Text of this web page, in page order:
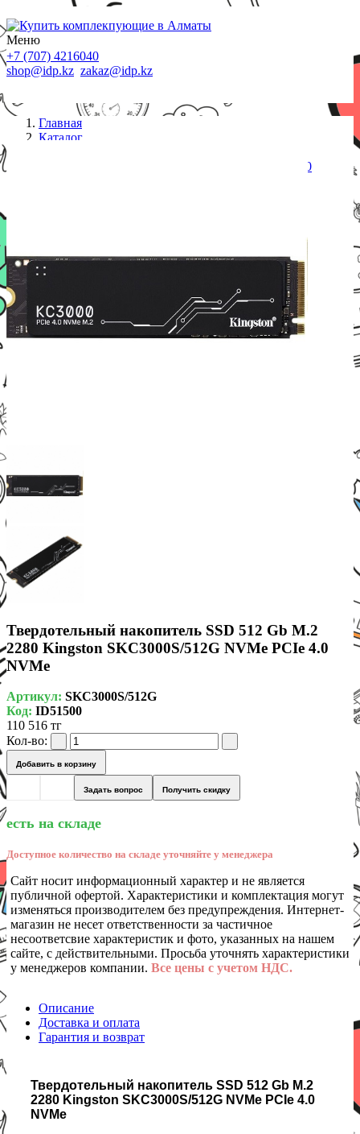
Меню
+7 (707) 4216040
shop@idp.kz zakaz@idp.kz
Главная
Каталог
Твердотельный накопитель SSD 512 Gb M.2 2280
Твердотельный накопитель SSD 512 Gb M.2
2280 Kingston SKC3000S/512G NVMe PCIe 4.0
NVMe
Артикул: SKC3000S/512G
Код: ID51500
110 516 тг
Кол-во:
Добавить в корзину
Задать вопрос Получить скидку
есть на складе
Доступное количество на складе уточняйте у менеджера
Сайт носит информационный характер и не является
публичной офертой. Характеристики и комплектация могут
изменяться производителем без предупреждения. Интернет-
магазин не несет ответственности за частичное
несоответсвие характеристик и фото, указанных на нашем
сайте, с действительными. Просьба уточнять характеристики
у менеджеров компании. Все цены с учетом НДС.
Описание
Доставка и оплата
Гарантия и возврат
Твердотельный накопитель SSD 512 Gb M.2
2280 Kingston SKC3000S/512G NVMe PCIe 4.0
NVMe